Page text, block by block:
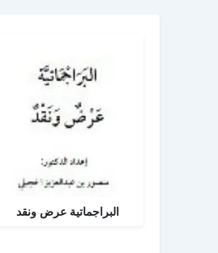
البراجماتية عرض ونقد